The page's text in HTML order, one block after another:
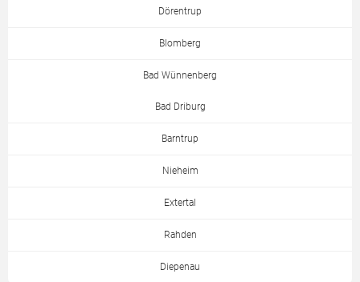
Dörentrup
Blomberg
Bad Wünnenberg
Bad Driburg
Barntrup
Nieheim
Extertal
Rahden
Diepenau